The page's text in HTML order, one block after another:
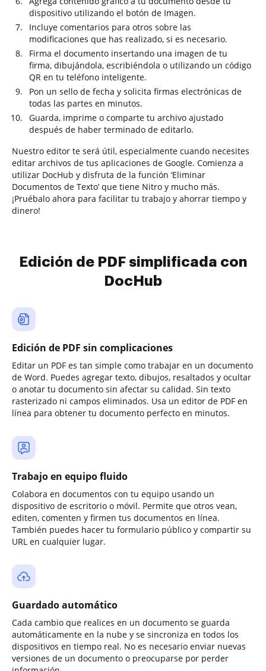
dispositivo utilizando el botón de Imagen.
Incluye comentarios para otros sobre las
modificaciones que has realizado, si es necesario.
Firma el documento insertando una imagen de tu
firma, dibujándola, escribiéndola o utilizando un código
QR en tu teléfono inteligente.
Pon un sello de fecha y solicita firmas electrónicas de
todas las partes en minutos.
Guarda, imprime o comparte tu archivo ajustado
después de haber terminado de editarlo.
Nuestro editor te será útil, especialmente cuando necesites
editar archivos de tus aplicaciones de Google. Comienza a
utilizar DocHub y disfruta de la función ‘Eliminar
Documentos de Texto’ que tiene Nitro y mucho más.
¡Pruébalo ahora para facilitar tu trabajo y ahorrar tiempo y
dinero!
Edición de PDF simplificada con
DocHub
Edición de PDF sin complicaciones
Editar un PDF es tan simple como trabajar en un documento
de Word. Puedes agregar texto, dibujos, resaltados y ocultar
o anotar tu documento sin afectar su calidad. Sin texto
rasterizado ni campos eliminados. Usa un editor de PDF en
línea para obtener tu documento perfecto en minutos.
Trabajo en equipo fluido
Colabora en documentos con tu equipo usando un
dispositivo de escritorio o móvil. Permite que otros vean,
editen, comenten y firmen tus documentos en línea.
También puedes hacer tu formulario público y compartir su
URL en cualquier lugar.
Guardado automático
Cada cambio que realices en un documento se guarda
automáticamente en la nube y se sincroniza en todos los
dispositivos en tiempo real. No es necesario enviar nuevas
versiones de un documento o preocuparse por perder